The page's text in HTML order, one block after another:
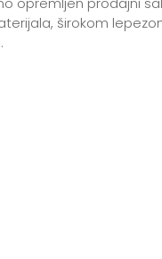
širokom